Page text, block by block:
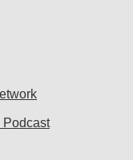
Podcast